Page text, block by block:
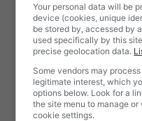
Your personal data will be
device (cookies, unique
be stored by, accessed by
used specifically by this
precise geolocation data.
Some vendors may
legitimate interest, which
options below. Look for a
the site menu to manage
cookie settings.